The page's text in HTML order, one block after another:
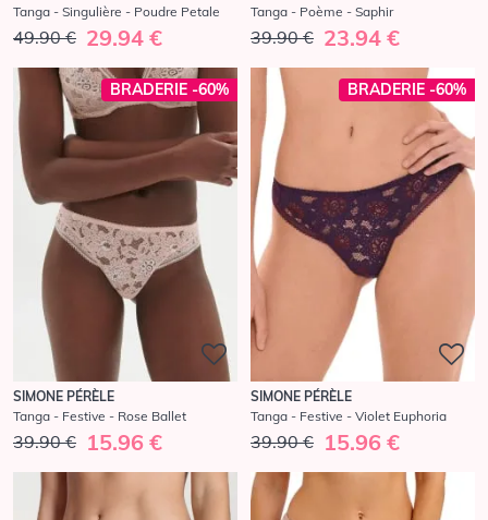
Tanga - Singulière - Poudre Petale
49.90 € 29.94 €
Tanga - Poème - Saphir
39.90 € 23.94 €
BRADERIE -60%
SIMONE PÉRÈLE
Tanga - Festive - Rose Ballet
39.90 € 15.96 €
BRADERIE -60%
SIMONE PÉRÈLE
Tanga - Festive - Violet Euphoria
39.90 € 15.96 €